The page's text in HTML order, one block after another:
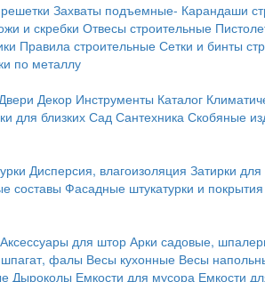
Захваты подъемные- Карандаши
и скребки Отвесы строительные
Правила строительные Сетки и бинты
по металлу
Декор Инструменты Каталог
для близких Сад Сантехника Скобяные
Дисперсия, влагоизоляция Затирки
составы Фасадные штукатурки и покрытия
Аксессуары для штор Арки садовые,
фалы Весы кухонные Весы
Дыроколы Емкости для мусора Емкости